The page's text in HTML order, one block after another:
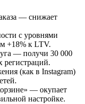
— снижает
с уровнями
+18% к LTV.
— получи 30 000
регистраций.
(как в Instagram)
— окупает
настройке.